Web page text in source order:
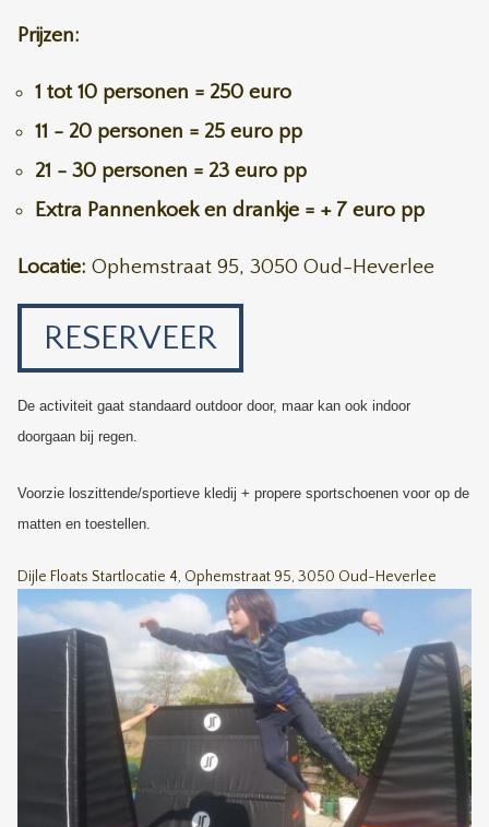
Prijzen:
1 tot 10 personen = 250 euro
11 - 20 personen = 25 euro pp
21 - 30 personen = 23 euro pp
Extra Pannenkoek en drankje = + 7 euro pp
Locatie: Ophemstraat 95, 3050 Oud-Heverlee
RESERVEER
De activiteit gaat standaard outdoor door, maar kan ook indoor
doorgaan bij regen.
Voorzie loszittende/sportieve kledij + propere sportschoenen voor op de
matten en toestellen.
Dijle Floats Startlocatie 4, Ophemstraat 95, 3050 Oud-Heverlee